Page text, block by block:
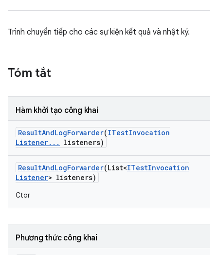
Trình chuyển tiếp cho các sự kiện kết quả và nhật ký.
Tóm tắt
Hàm khởi tạo công khai
ResultAndLogForwarder(ITestInvocation
Listener. . . listeners)
ResultAndLogForwarder(List<ITestInvocation
Listener> listeners)
Ctor
Phương thức công khai